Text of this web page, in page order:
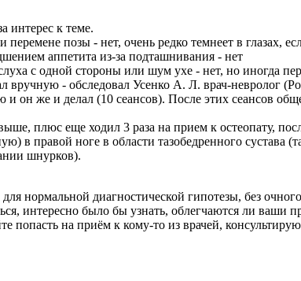
интерес к теме.
позы - нет, очень редко темнеет в глазах,
аппетита из-за подташнивания - нет
с одной стороны или шум ухе - нет, но иногда
вручную - обследовал Усенко А. Л. врач-невролог
и он же и делал (10 сеансов). После этих сеансов
плюс еще ходил 3 раза на прием к остеопату,
в правой ноге в области тазобедренного
шнурков).
нормальной диагностической гипотезы, без
интересно было бы узнать, облегчаются ли ваши
попасть на приём к кому-то из врачей,